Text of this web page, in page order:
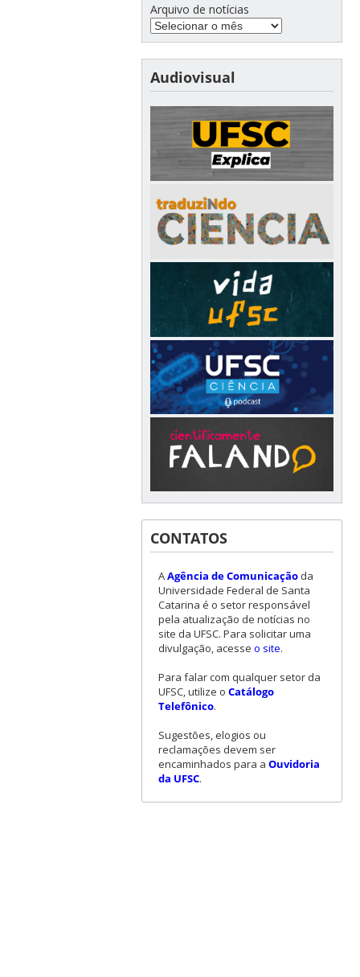
Arquivo de notícias
Audiovisual
CONTATOS
AAgência de Comunicaçãoda
Universidade Federal de Santa
Catarina é o setor responsável
pela atualização de notícias no
site da UFSC. Para solicitar uma
divulgação, acesse o site.
Para falar com qualquer setor da
UFSC, utilize o Catálogo
Telefônico.
Sugestões, elogios ou
reclamações devem ser
encaminhados para a Ouvidoria
da UFSC.